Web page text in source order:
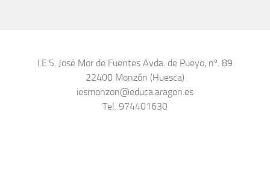
I.E.S. José Mor de Fuentes Avda. de Pueyo, nº. 89
22400 Monzón (Huesca)
iesmonzon@educa.aragon.es
Tel. 974401630